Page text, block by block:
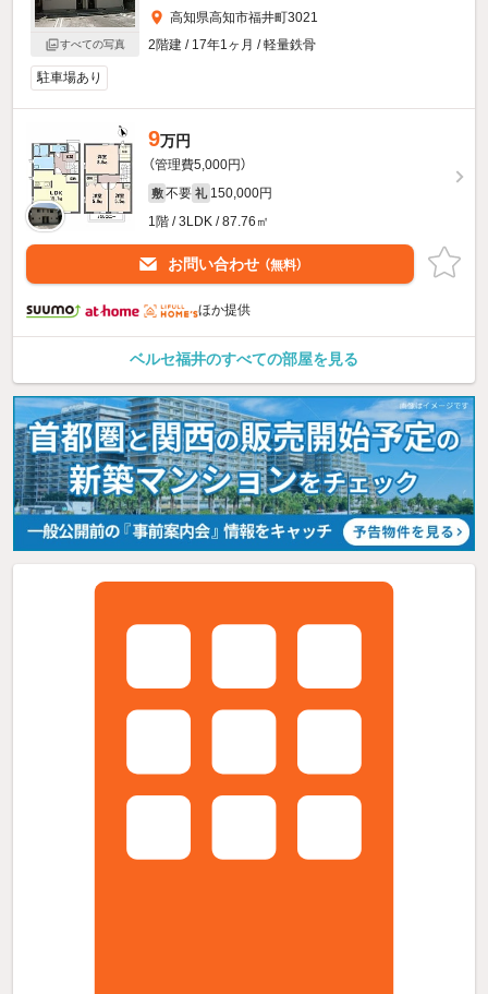
すべての写真
高知県高知市福井町3021
2階建 / 17年1ヶ月 / 軽量鉄骨
駐車場あり
9万円
（管理費5,000円）
敷 不要 礼 150,000円
1階 / 3LDK / 87.76㎡
お問い合わせ （無料）
ほか提供
ベルセ福井のすべての部屋を見る